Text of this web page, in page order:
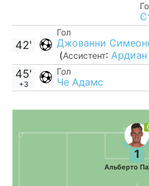
Гол
Джованни
(Ассистент:
42'
Гол
Че Адамс
45'
+3
1
Альберто